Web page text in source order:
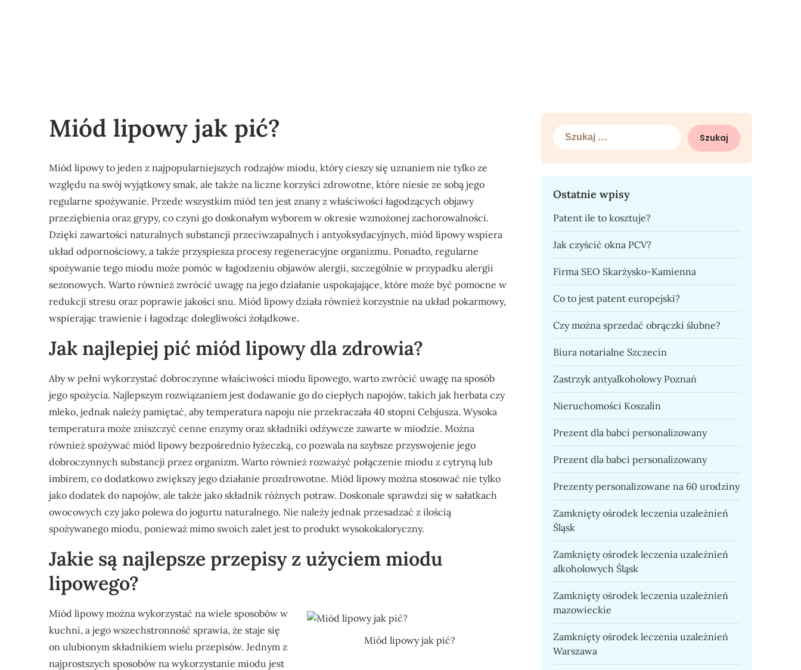
Miód lipowy jak pić?
Miód lipowy to jeden z najpopularniejszych rodzajów miodu, który cieszy się uznaniem nie tylko ze
względu na swój wyjątkowy smak, ale także na liczne korzyści zdrowotne, które niesie ze sobą jego
regularne spożywanie. Przede wszystkim miód ten jest znany z właściwości łagodzących objawy
przeziębienia oraz grypy, co czyni go doskonałym wyborem w okresie wzmożonej zachorowalności.
Dzięki zawartości naturalnych substancji przeciwzapalnych i antyoksydacyjnych, miód lipowy wspiera
układ odpornościowy, a także przyspiesza procesy regeneracyjne organizmu. Ponadto, regularne
spożywanie tego miodu może pomóc w łagodzeniu objawów alergii, szczególnie w przypadku alergii
sezonowych. Warto również zwrócić uwagę na jego działanie uspokajające, które może być pomocne w
redukcji stresu oraz poprawie jakości snu. Miód lipowy działa również korzystnie na układ pokarmowy,
wspierając trawienie i łagodząc dolegliwości żołądkowe.
Jak najlepiej pić miód lipowy dla zdrowia?
Aby w pełni wykorzystać dobroczynne właściwości miodu lipowego, warto zwrócić uwagę na sposób
jego spożycia. Najlepszym rozwiązaniem jest dodawanie go do ciepłych napojów, takich jak herbata czy
mleko, jednak należy pamiętać, aby temperatura napoju nie przekraczała 40 stopni Celsjusza. Wysoka
temperatura może zniszczyć cenne enzymy oraz składniki odżywcze zawarte w miodzie. Można
również spożywać miód lipowy bezpośrednio łyżeczką, co pozwala na szybsze przyswojenie jego
dobroczynnych substancji przez organizm. Warto również rozważyć połączenie miodu z cytryną lub
imbirem, co dodatkowo zwiększy jego działanie prozdrowotne. Miód lipowy można stosować nie tylko
jako dodatek do napojów, ale także jako składnik różnych potraw. Doskonale sprawdzi się w sałatkach
owocowych czy jako polewa do jogurtu naturalnego. Nie należy jednak przesadzać z ilością
spożywanego miodu, ponieważ mimo swoich zalet jest to produkt wysokokaloryczny.
Jakie są najlepsze przepisy z użyciem miodu
lipowego?
Miód lipowy jak pić?
Miód lipowy można wykorzystać na wiele sposobów w
kuchni, a jego wszechstronność sprawia, że staje się
on ulubionym składnikiem wielu przepisów. Jednym z
najprostszych sposobów na wykorzystanie miodu jest
Szukaj:
Ostatnie wpisy
Patent ile to kosztuje?
Jak czyścić okna PCV?
Firma SEO Skarżysko-Kamienna
Co to jest patent europejski?
Czy można sprzedać obrączki ślubne?
Biura notarialne Szczecin
Zastrzyk antyalkoholowy Poznań
Nieruchomości Koszalin
Prezent dla babci personalizowany
Prezent dla babci personalizowany
Prezenty personalizowane na 60 urodziny
Zamknięty ośrodek leczenia uzależnień
Śląsk
Zamknięty ośrodek leczenia uzależnień
alkoholowych Śląsk
Zamknięty ośrodek leczenia uzależnień
mazowieckie
Zamknięty ośrodek leczenia uzależnień
Warszawa